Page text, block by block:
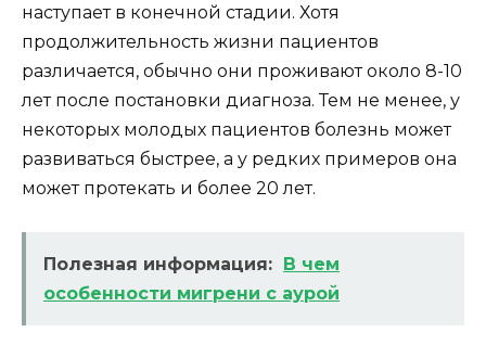
наступает в конечной стадии. Хотя
продолжительность жизни пациентов
различается, обычно они проживают около 8-10
лет после постановки диагноза. Тем не менее, у
некоторых молодых пациентов болезнь может
развиваться быстрее, а у редких примеров она
может протекать и более 20 лет.
Полезная информация: В чем
особенности мигрени с аурой